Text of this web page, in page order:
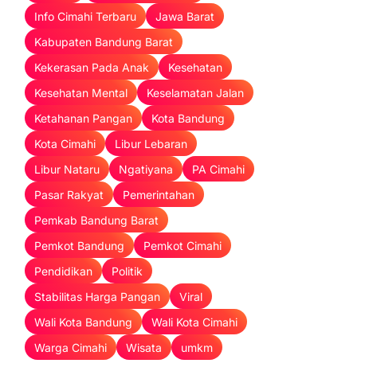
Info Cimahi Terbaru
Jawa Barat
Kabupaten Bandung Barat
Kekerasan Pada Anak
Kesehatan
Kesehatan Mental
Keselamatan Jalan
Ketahanan Pangan
Kota Bandung
Kota Cimahi
Libur Lebaran
Libur Nataru
Ngatiyana
PA Cimahi
Pasar Rakyat
Pemerintahan
Pemkab Bandung Barat
Pemkot Bandung
Pemkot Cimahi
Pendidikan
Politik
Stabilitas Harga Pangan
Viral
Wali Kota Bandung
Wali Kota Cimahi
Warga Cimahi
Wisata umkm